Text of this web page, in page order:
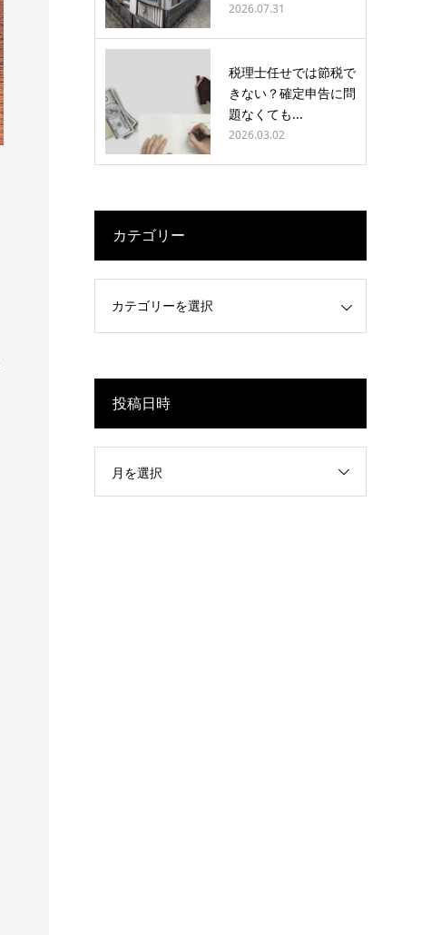
2026.07.31
税理士任せでは節税で
きない？確定申告に問
題なくても...
2026.03.02
カテゴリー
投稿日時
月を選択